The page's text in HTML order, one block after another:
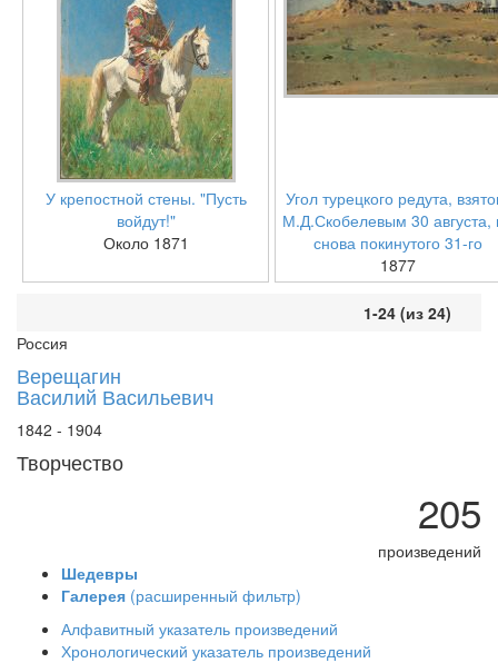
У крепостной стены. "Пусть
войдут!"
Около 1871
Угол турецкого редута,
М.Д.Скобелевым 30 августа,
снова покинутого 31-го
1877
1-24 (из 24)
Россия
Верещагин
Василий Васильевич
1842 - 1904
Творчество
205
произведений
Шедевры
Галерея (расширенный фильтр)
Алфавитный указатель произведений
Хронологический указатель произведений